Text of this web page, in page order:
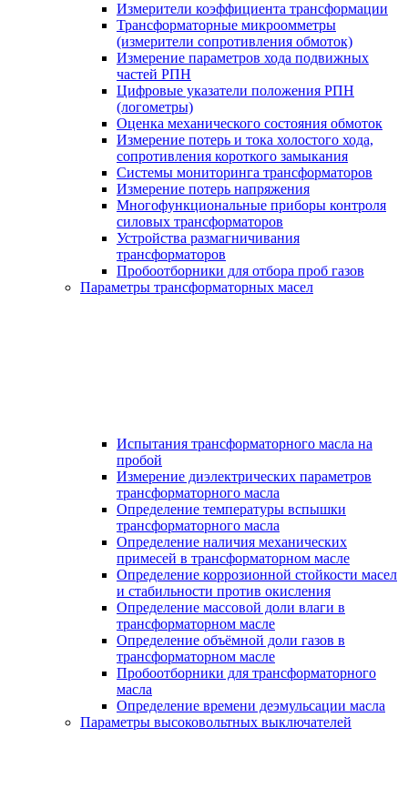
Измерители коэффициента трансформации
Трансформаторные микроомметры
(измерители сопротивления обмоток)
Измерение параметров хода подвижных
частей РПН
Цифровые указатели положения РПН
(логометры)
Оценка механического состояния обмоток
Измерение потерь и тока холостого хода,
сопротивления короткого замыкания
Системы мониторинга трансформаторов
Измерение потерь напряжения
Многофункциональные приборы контроля
силовых трансформаторов
Устройства размагничивания
трансформаторов
Пробоотборники для отбора проб газов
Параметры трансформаторных масел
Испытания трансформаторного масла на
пробой
Измерение диэлектрических параметров
трансформаторного масла
Определение температуры вспышки
трансформаторного масла
Определение наличия механических
примесей в трансформаторном масле
Определение коррозионной стойкости масел
и стабильности против окисления
Определение массовой доли влаги в
трансформаторном масле
Определение объёмной доли газов в
трансформаторном масле
Пробоотборники для трансформаторного
масла
Определение времени деэмульсации масла
Параметры высоковольтных выключателей